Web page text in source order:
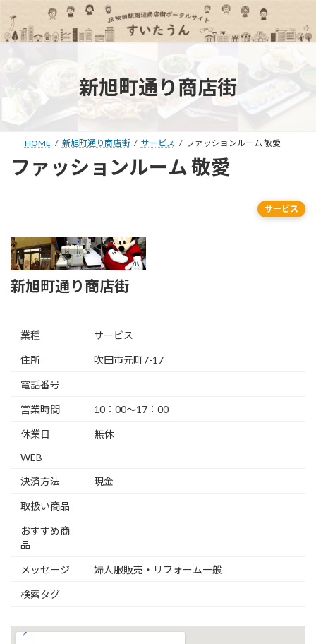
テ
ッ
ゲ
移
新旭町通り商店街
HOME 新旭町通り商店街 サービス ファッションルーム 敬愛
ファッションルーム 敬愛
サービス
新旭町通り商店街
業種 サービス
住所 吹田市元町7-17
電話番号
営業時間 10：00～17：00
休業日
無休
WEB
決済方法
現金
取扱い商品
おすすめ商
品
メッセージ 婦人服販売・リフォーム一般
検索タグ